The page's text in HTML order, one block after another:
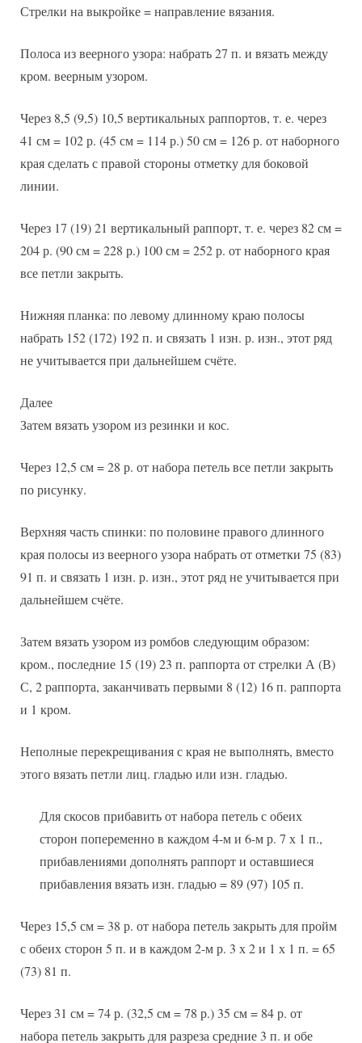
Стрелки на выкройке = направление вязания.
Полоса из веерного узора: набрать 27 п. и вязать между
кром. веерным узором.
Через 8,5 (9,5) 10,5 вертикальных раппортов, т. е. через
41 см = 102 р. (45 см = 114 р.) 50 см = 126 р. от наборного
края сделать с правой стороны отметку для боковой
линии.
Через 17 (19) 21 вертикальный раппорт, т. е. через 82 см =
204 р. (90 см = 228 р.) 100 см = 252 р. от наборного края
все петли закрыть.
Нижняя планка: по левому длинному краю полосы
набрать 152 (172) 192 п. и связать 1 изн. р. изн., этот ряд
не учитывается при дальнейшем счёте.
Далее
Затем вязать узором из резинки и кос.
Через 12,5 см = 28 р. от набора петель все петли закрыть
по рисунку.
Верхняя часть спинки: по половине правого длинного
края полосы из веерного узора набрать от отметки 75 (83)
91 п. и связать 1 изн. р. изн., этот ряд не учитывается при
дальнейшем счёте.
Затем вязать узором из ромбов следующим образом:
кром., последние 15 (19) 23 п. раппорта от стрелки А (В)
С, 2 раппорта, заканчивать первыми 8 (12) 16 п. раппорта
и 1 кром.
Неполные перекрещивания с края не выполнять, вместо
этого вязать петли лиц. гладью или изн. гладью.
Для скосов прибавить от набора петель с обеих
сторон попеременно в каждом 4-м и 6-м р. 7 х 1 п.,
прибавлениями дополнять раппорт и оставшиеся
прибавления вязать изн. гладью = 89 (97) 105 п.
Через 15,5 см = 38 р. от набора петель закрыть для пройм
с обеих сторон 5 п. и в каждом 2-м р. 3 х 2 и 1 х 1 п. = 65
(73) 81 п.
Через 31 см = 74 р. (32,5 см = 78 р.) 35 см = 84 р. от
набора петель закрыть для разреза средние 3 п. и обе